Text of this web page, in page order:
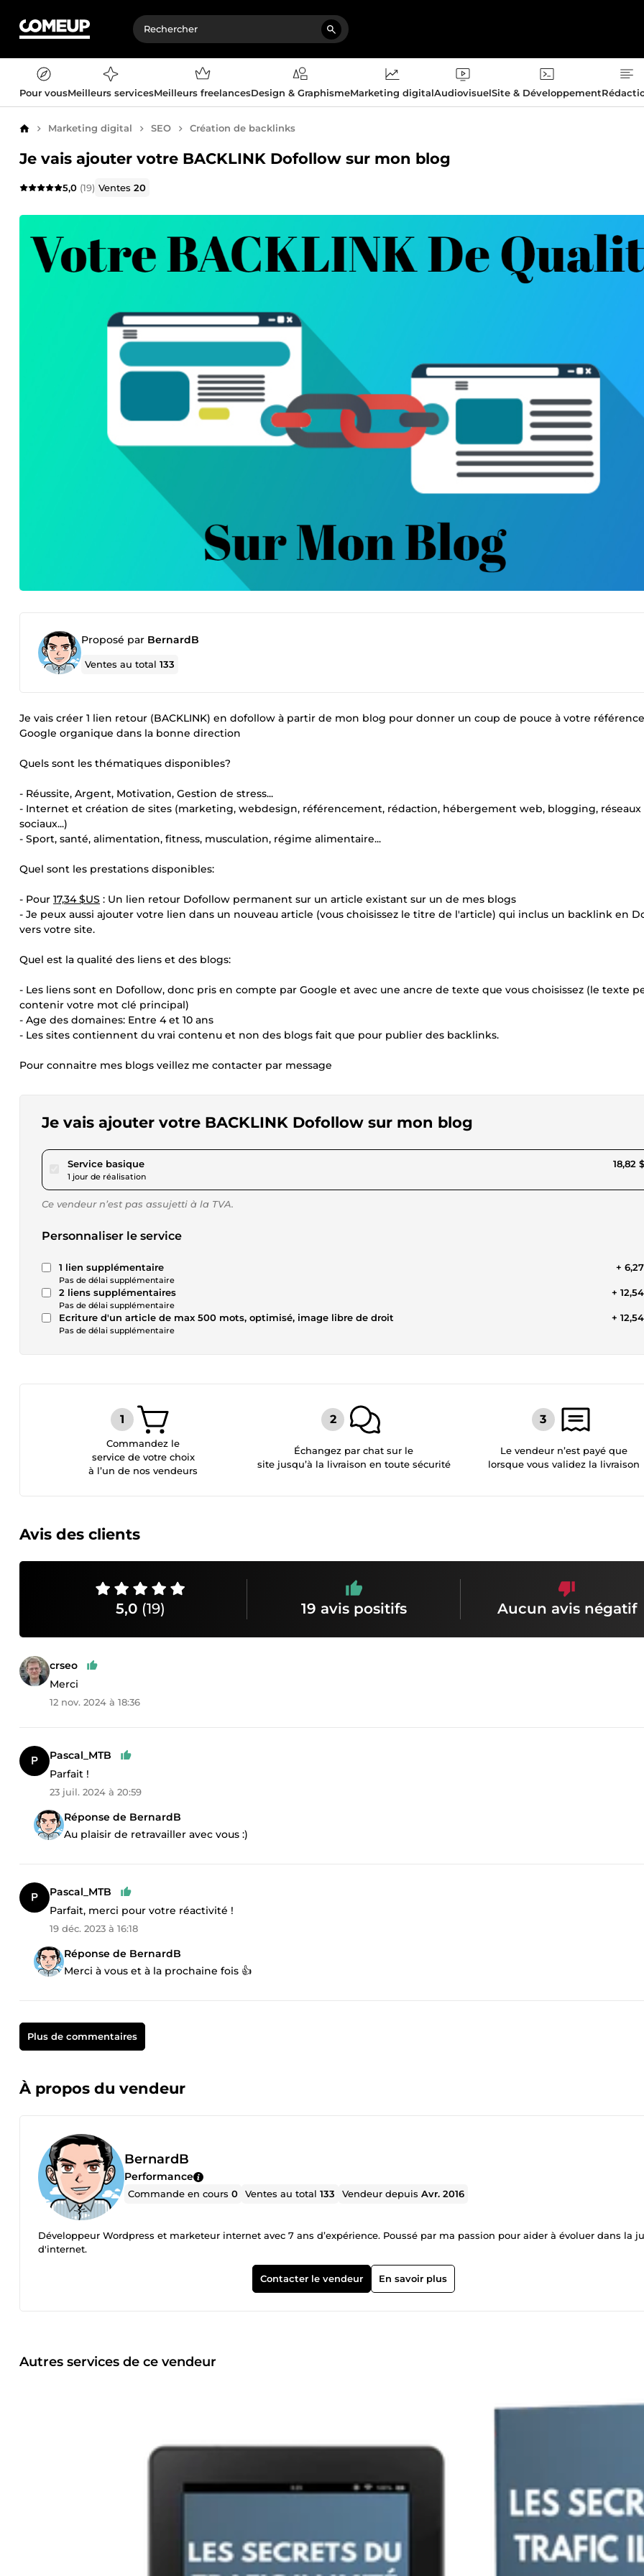
Pour vousMeilleurs servicesMeilleurs freelancesDesign & GraphismeMarketing digitalAudiovisuelSite & Développement
AccueilMarketing digital SEO Création de backlinks
Je vais ajouter votre BACKLINK Dofollow sur mon blog
5,0 (19) Ventes20
Proposé par BernardB
Ventes au total133
Je vais créer 1 lien retour (BACKLINK) en dofollow à partir de mon blog pour donner un coup de pouce à votre
Google organique dans la bonne direction
Quels sont les thématiques disponibles?
- Réussite, Argent, Motivation, Gestion de stress...
- Internet et création de sites (marketing, webdesign, référencement, rédaction, hébergement web, blogging, réseaux
sociaux...)
- Sport, santé, alimentation, fitness, musculation, régime alimentaire...
Quel sont les prestations disponibles:
- Pour 17,34 $US : Un lien retour Dofollow permanent sur un article existant sur un de mes blogs
- Je peux aussi ajouter votre lien dans un nouveau article (vous choisissez le titre de l'article) qui inclus un backlink en
vers votre site.
Quel est la qualité des liens et des blogs:
- Les liens sont en Dofollow, donc pris en compte par Google et avec une ancre de texte que vous choisissez (le texte
contenir votre mot clé principal)
- Age des domaines: Entre 4 et 10 ans
- Les sites contiennent du vrai contenu et non des blogs fait que pour publier des backlinks.
Pour connaitre mes blogs veillez me contacter par message
Je vais ajouter votre BACKLINK Dofollow sur mon blog
Service basiquepour 17,34 $US
1 jour de réalisation
18,82
Ce vendeur n’est pas assujetti à la TVA.
Personnaliser le service
1 lien supplémentaire
Pas de délai supplémentaire
+
2 liens supplémentaires
Pas de délai supplémentaire
+
Ecriture d'un article de max 500 mots, optimisé, image libre de droit
Pas de délai supplémentaire
+
Commandez le
service de votre choix
à l’un de nos vendeurs
Échangez par chat sur le
site jusqu’à la livraison en toute sécurité
Le vendeur n’est payé que
lorsque vous validez la livraison
Avis des clients
5,0 (19) 19 avis positifs Aucun avis négatif
crseo
Merci
12 nov. 2024 à 18:36
Pascal_MTB
Parfait !
23 juil. 2024 à 20:59
Réponse de BernardB
Au plaisir de retravailler avec vous :)
Pascal_MTB
Parfait, merci pour votre réactivité !
19 déc. 2023 à 16:18
Réponse de BernardB
Merci à vous et à la prochaine fois 👍
Plus de commentaires
À propos du vendeur
BernardB
Performance
Commande en cours0 Ventes au total133 Vendeur depuisAvr. 2016
Développeur Wordpress et marketeur internet avec 7 ans d’expérience. Poussé par ma passion pour aider à évoluer dans la
d'internet.
Contacter le vendeur En savoir plus
Autres services de ce vendeur